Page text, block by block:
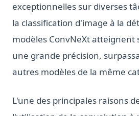
exceptionnelles sur diverses
la classification d'image à la
modèles ConvNeXt
une grande précision,
autres modèles de la même
L'une des principales raisons